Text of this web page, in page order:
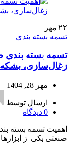
۲۲ مهر
تسمه بسته بندی
زغال‌سازی،
مهر 28, 1404
ارسال توسط
0 دیدگاه
اهمیت تسمه بسته
صنعتی یکی از